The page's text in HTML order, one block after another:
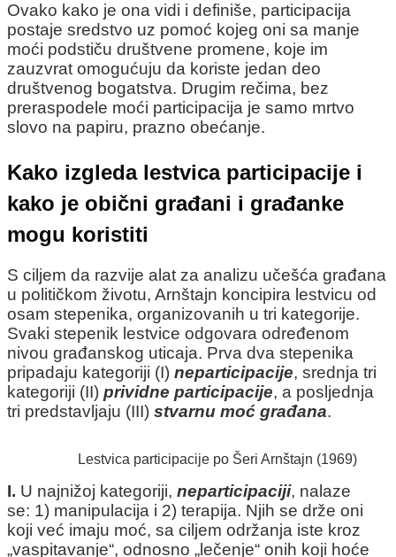
Ovako kako je ona vidi i definiše, participacija
postaje sredstvo uz pomoć kojeg oni sa manje
moći podstiču društvene promene, koje im
zauzvrat omogućuju da koriste jedan deo
društvenog bogatstva. Drugim rečima, bez
preraspodele moći participacija je samo mrtvo
slovo na papiru, prazno obećanje.
Kako izgleda lestvica participacije i
kako je obični građani i građanke
mogu koristiti
S ciljem da razvije alat za analizu učešća građana
u političkom životu, Arnštajn koncipira lestvicu od
osam stepenika, organizovanih u tri kategorije.
Svaki stepenik lestvice odgovara određenom
nivou građanskog uticaja. Prva dva stepenika
pripadaju kategoriji (I) neparticipacije, srednja tri
kategoriji (II) prividne participacije, a posljednja
tri predstavljaju (III) stvarnu moć građana.
Lestvica participacije po Šeri Arnštajn (1969)
I. U najnižoj kategoriji, neparticipaciji, nalaze
se: 1) manipulacija i 2) terapija. Njih se drže oni
koji već imaju moć, sa ciljem održanja iste kroz
„vaspitavanje“, odnosno „lečenje“ onih koji hoće